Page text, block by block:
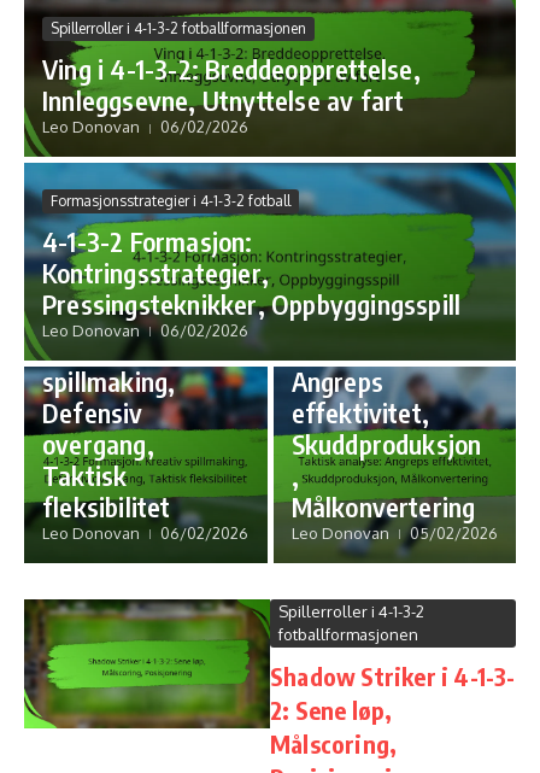
Spillerroller i 4-1-3-2 fotballformasjonen
Ving i 4-1-3-2: Breddeopprettelse,
Innleggsevne, Utnyttelse av fart
Leo Donovan 06/02/2026
Formasjonsstrategier i 4-1-3-2 fotball
4-1-3-2 Formasjon:
Kontringsstrategier,
Pressingsteknikker, Oppbyggingsspill
Leo Donovan 06/02/2026
Formasjonsstrategier i 4-1-3-
2 fotball
4-1-3-2
Formasjon:
Kreativ
spillmaking,
Defensiv
overgang,
Taktisk
fleksibilitet
Leo Donovan 06/02/2026
Taktisk analyse av 4-1-3-2
fotballformasjonen
Angreps
effektivitet,
Skuddproduksjon
,
Målkonvertering
Leo Donovan 05/02/2026
Spillerroller i 4-1-3-2
fotballformasjonen
Shadow Striker i 4-1-3-
2: Sene løp,
Målscoring,